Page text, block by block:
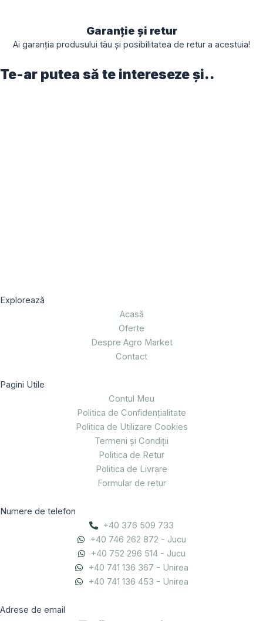
Garanție și retur
Ai garanția produsului tău și posibilitatea de retur a acestuia!
Te-ar putea să te intereseze și..
Explorează
Acasă
Oferte
Despre Agro Market
Contact
Pagini Utile
Contul Meu
Politica de Confidențialitate
Politica de Utilizare Cookies
Termeni și Condiții
Politica de Retur
Politica de Livrare
Formular de retur
Numere de telefon
+40 376 509 733
+40 746 262 872 - Jucu
+40 752 296 514 - Jucu
+40 741 136 367 - Unirea
+40 741 136 453 - Unirea
Adrese de email